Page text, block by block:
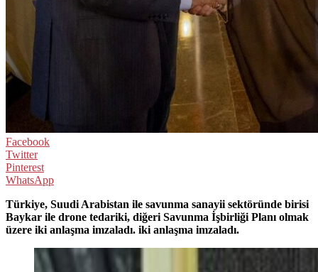
Facebook
Twitter
Pinterest
WhatsApp
Türkiye, Suudi Arabistan ile savunma sanayii sektöründe birisi
Baykar ile drone tedariki, diğeri Savunma İşbirliği Planı olmak
üzere iki anlaşma imzaladı. iki anlaşma imzaladı.